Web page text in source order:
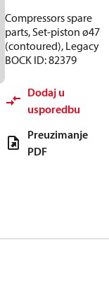
Compressors spare
parts, Set-piston ø47
(contoured), Legacy
BOCK ID: 82379
Dodaj u
usporedbu
Preuzimanje
PDF